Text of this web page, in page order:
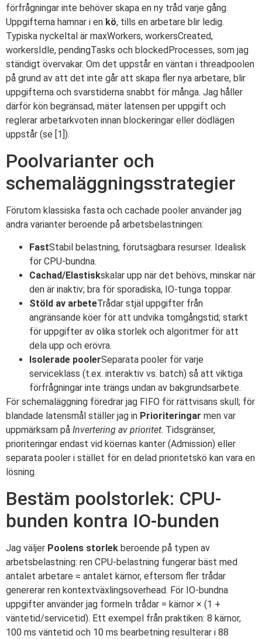
förfrågningar inte behöver skapa en ny tråd varje gång.
Uppgifterna hamnar i en kö, tills en arbetare blir ledig.
Typiska nyckeltal är maxWorkers, workersCreated,
workersIdle, pendingTasks och blockedProcesses, som jag
ständigt övervakar. Om det uppstår en väntan i threadpoolen
på grund av att det inte går att skapa fler nya arbetare, blir
uppgifterna och svarstiderna snabbt för många. Jag håller
därför kön begränsad, mäter latensen per uppgift och
reglerar arbetarkvoten innan blockeringar eller dödlägen
uppstår (se [1]).
Poolvarianter och
schemaläggningsstrategier
Förutom klassiska fasta och cachade pooler använder jag
andra varianter beroende på arbetsbelastningen:
FastStabil belastning, förutsägbara resurser. Idealisk
för CPU-bundna.
Cachad/Elastiskskalar upp när det behövs, minskar när
den är inaktiv; bra för sporadiska, IO-tunga toppar.
Stöld av arbeteTrådar stjäl uppgifter från
angränsande köer för att undvika tomgångstid; starkt
för uppgifter av olika storlek och algoritmer för att
dela upp och erövra.
Isolerade poolerSeparata pooler för varje
serviceklass (t.ex. interaktiv vs. batch) så att viktiga
förfrågningar inte trängs undan av bakgrundsarbete.
För schemaläggning föredrar jag FIFO för rättvisans skull; för
blandade latensmål ställer jag in Prioriteringar men var
uppmärksam på Invertering av prioritet. Tidsgränser,
prioriteringar endast vid köernas kanter (Admission) eller
separata pooler i stället för en delad prioritetskö kan vara en
lösning.
Bestäm poolstorlek: CPU-
bunden kontra IO-bunden
Jag väljer Poolens storlek beroende på typen av
arbetsbelastning: ren CPU-belastning fungerar bäst med
antalet arbetare ≈ antalet kärnor, eftersom fler trådar
genererar ren kontextväxlingsoverhead. För IO-bundna
uppgifter använder jag formeln trådar = kärnor × (1 +
väntetid/servicetid). Ett exempel från praktiken: 8 kärnor,
100 ms väntetid och 10 ms bearbetning resulterar i 88